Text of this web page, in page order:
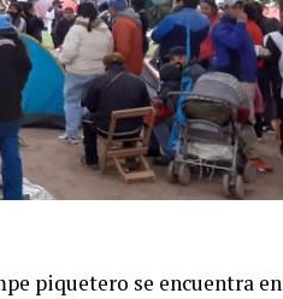
piquetero se encuentra en